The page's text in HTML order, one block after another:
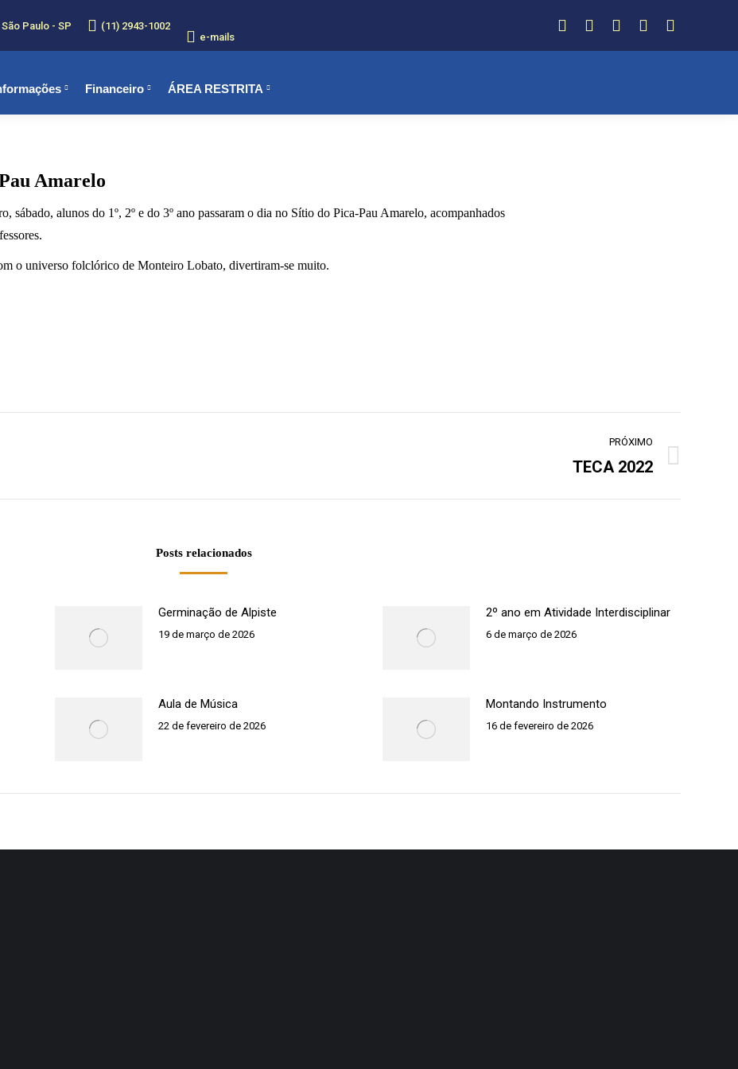
Paulo - SP
(11) 2943-1002
e-mails
FacebookInstagram
TwitterYouTubeWhatsapp
Financeiro ÁREA RESTRITA
Amarelo
sábado, alunos do 1º, 2º e do 3º ano passaram o dia no Sítio do Pica-Pau Amarelo, acompanhados
o universo folclórico de Monteiro Lobato, divertiram-se muito.
PRÓXIMO
TECA 2022
Posts relacionados
Germinação de Alpiste
19 de março de 2026
2º ano em Atividade Interdisciplinar
6 de março de 2026
Aula de Música
22 de fevereiro de 2026
Montando Instrumento
16 de fevereiro de 2026